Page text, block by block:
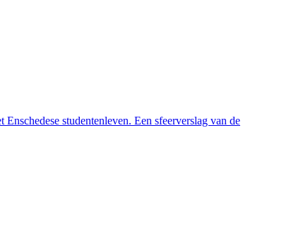
studentenleven. Een sfeerverslag van de